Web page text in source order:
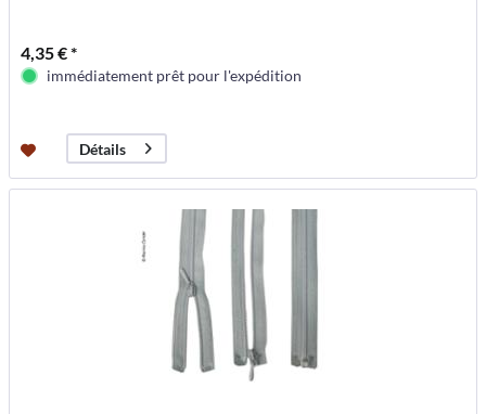
4,35 € *
immédiatement prêt pour l'expédition
Détails